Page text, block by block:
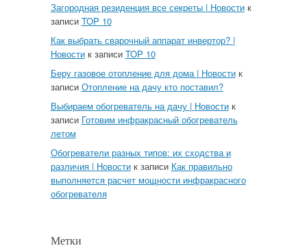
Загородная резиденция все секреты | Новостик
записи TOP 10
Как выбрать сварочный аппарат инвертор? |
Новостик записи TOP 10
Беру газовое отопление для дома | Новостик
записи Отопление на дачу кто поставил?
Выбираем обогреватель на дачу | Новостик
записи Готовим инфракрасный обогреватель
летом
Обогреватели разных типов: их сходства и
различия | Новостик записи Как правильно
выполняется расчет мощности инфракрасного
обогревателя
Метки